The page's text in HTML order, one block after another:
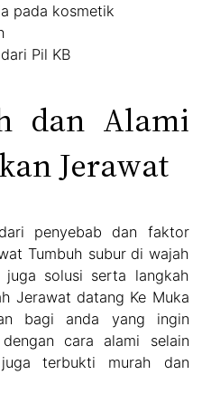
pada kosmetik
Pil KB
dan Alami
Jerawat
penyebab dan faktor
Tumbuh subur di wajah
solusi serta langkah
Jerawat datang Ke Muka
bagi anda yang ingin
cara alami selain
terbukti murah dan